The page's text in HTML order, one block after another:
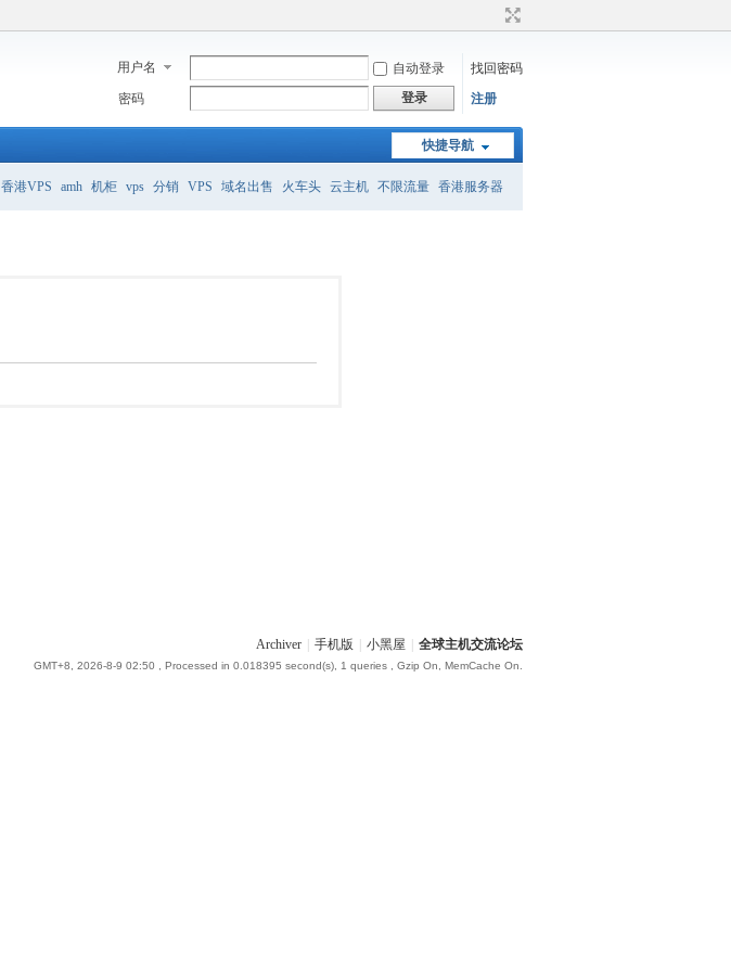
用户名 自动登录
找回密码
密码
登录 注册
快捷导航
香港VPS amh 机柜 vps 分销 VPS 域名出售 火车头 云主机 不限流量 香港服务器
Archiver 手机版 小黑屋 全球主机交流论坛
GMT+8, 2026-8-9 02:50 , Processed in 0.018395 second(s), 1 queries , Gzip On, MemCache On.